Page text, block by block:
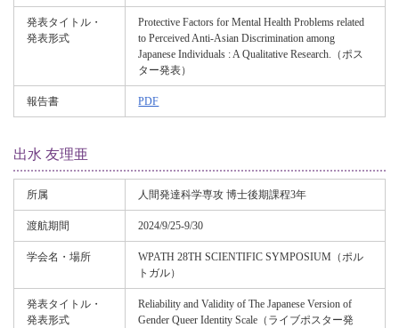
発表タイトル・
発表形式
Protective Factors for Mental Health Problems related
to Perceived Anti-Asian Discrimination among
Japanese Individuals : A Qualitative Research.（ポス
ター発表）
報告書 PDF
出水 友理亜
所属 人間発達科学専攻 博士後期課程3年
渡航期間 2024/9/25-9/30
学会名・場所
WPATH 28TH SCIENTIFIC SYMPOSIUM（ポル
トガル）
発表タイトル・
発表形式
Reliability and Validity of The Japanese Version of
Gender Queer Identity Scale（ライブポスター発